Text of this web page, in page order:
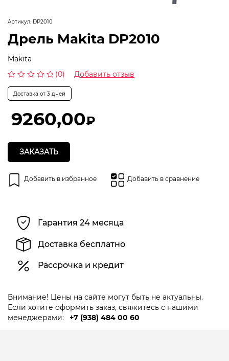
Артикул: DP2010
Дрель Makita DP2010
Makita
из
(0) Добавить отзыв
Доставка от 3 дней
9260,00₽
ЗАКАЗАТЬ
Добавить в избранное Добавить в сравнение
Гарантия 24 месяца
Доставка бесплатно
Рассрочка и кредит
Внимание! Цены на сайте могут быть не актуальны.
Если хотите оформить заказ, свяжитесь с нашими
менеджерами:
+7 (938) 484 00 60